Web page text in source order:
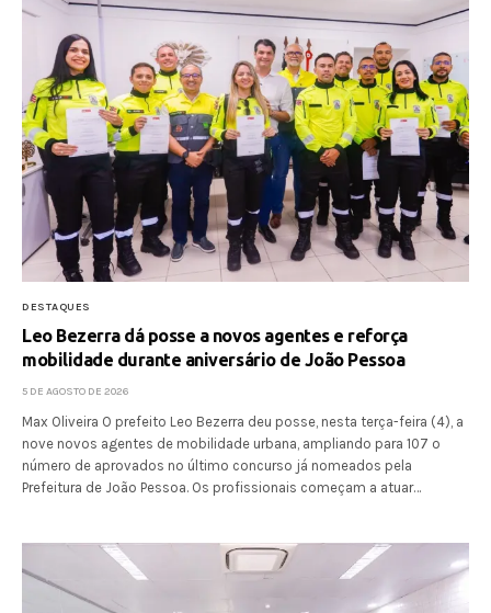
DESTAQUES
Leo Bezerra dá posse a novos agentes e reforça
mobilidade durante aniversário de João Pessoa
5 DE AGOSTO DE 2026
Max Oliveira O prefeito Leo Bezerra deu posse, nesta terça-feira (4), a
nove novos agentes de mobilidade urbana, ampliando para 107 o
número de aprovados no último concurso já nomeados pela
Prefeitura de João Pessoa. Os profissionais começam a atuar…